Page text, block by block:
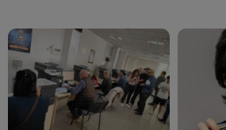
pentru